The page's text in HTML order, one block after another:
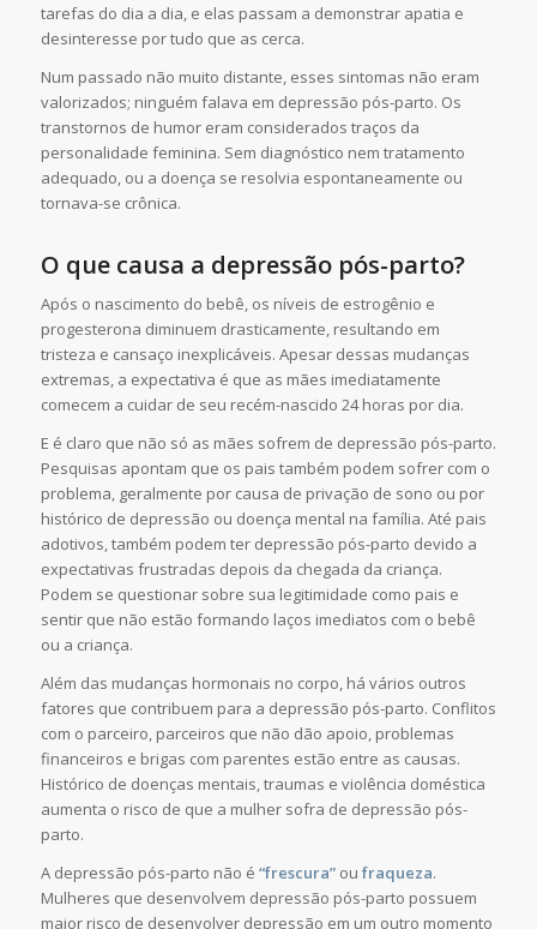
tarefas do dia a dia, e elas passam a demonstrar apatia e
desinteresse por tudo que as cerca.
Num passado não muito distante, esses sintomas não eram
valorizados; ninguém falava em depressão pós-parto. Os
transtornos de humor eram considerados traços da
personalidade feminina. Sem diagnóstico nem tratamento
adequado, ou a doença se resolvia espontaneamente ou
tornava-se crônica.
O que causa a depressão pós-parto?
Após o nascimento do bebê, os níveis de estrogênio e
progesterona diminuem drasticamente, resultando em
tristeza e cansaço inexplicáveis. Apesar dessas mudanças
extremas, a expectativa é que as mães imediatamente
comecem a cuidar de seu recém-nascido 24 horas por dia.
E é claro que não só as mães sofrem de depressão pós-parto.
Pesquisas apontam que os pais também podem sofrer com o
problema, geralmente por causa de privação de sono ou por
histórico de depressão ou doença mental na família. Até pais
adotivos, também podem ter depressão pós-parto devido a
expectativas frustradas depois da chegada da criança.
Podem se questionar sobre sua legitimidade como pais e
sentir que não estão formando laços imediatos com o bebê
ou a criança.
Além das mudanças hormonais no corpo, há vários outros
fatores que contribuem para a depressão pós-parto. Conflitos
com o parceiro, parceiros que não dão apoio, problemas
financeiros e brigas com parentes estão entre as causas.
Histórico de doenças mentais, traumas e violência doméstica
aumenta o risco de que a mulher sofra de depressão pós-
parto.
A depressão pós-parto não é “frescura”ou fraqueza.
Mulheres que desenvolvem depressão pós-parto possuem
maior risco de desenvolver depressão em um outro momento